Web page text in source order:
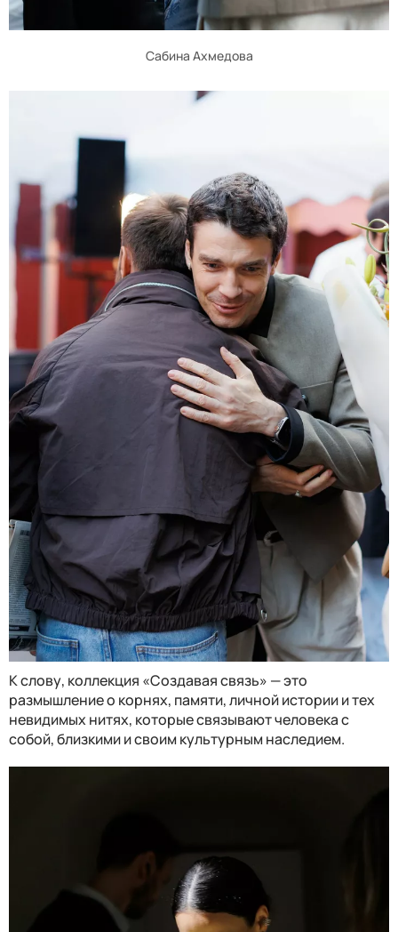
Сабина Ахмедова
К слову, коллекция «Создавая связь» — это
размышление о корнях, памяти, личной истории и тех
невидимых нитях, которые связывают человека с
собой, близкими и своим культурным наследием.